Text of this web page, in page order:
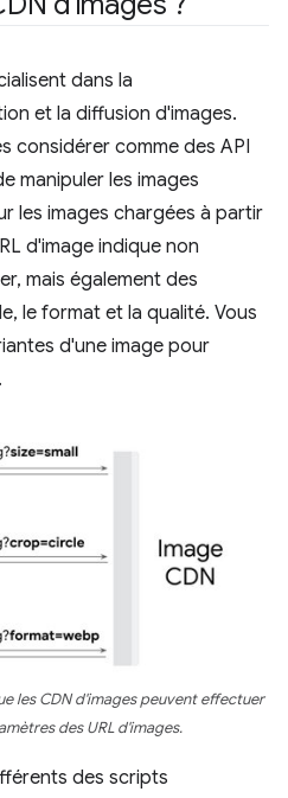
dans la
et la diffusion d'images.
considérer comme des API
manipuler les images
les images chargées à partir
d'image indique non
mais également des
le format et la qualité. Vous
d'une image pour
les CDN d'images peuvent effectuer
des URL d'images.
des scripts